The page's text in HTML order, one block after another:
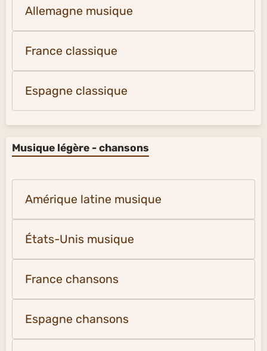
Allemagne musique
France classique
Espagne classique
Musique légère - chansons
Amérique latine musique
États-Unis musique
France chansons
Espagne chansons